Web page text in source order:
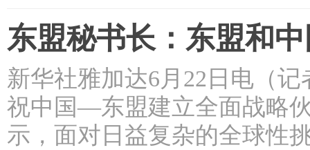
东盟秘书长：东盟和
新华社雅加达6月22日电（
祝中国—东盟建立全面战略
示，面对日益复杂的全球性